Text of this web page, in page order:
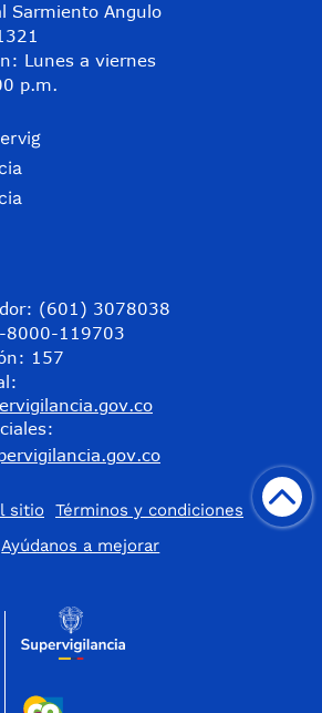
Sarmiento Angulo
Lunes a viernes
p.m.
(601) 3078038
8000-119703
157
sitio
Términos y condiciones
​Ayúdanos a mejorar